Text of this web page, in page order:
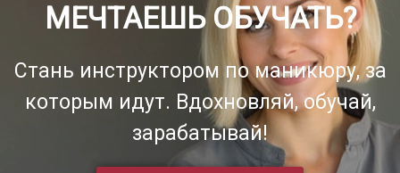
МЕЧТАЕШЬ ОБУЧАТЬ?
Стань инструктором по маникюру, за
которым идут. Вдохновляй, обучай,
зарабатывай!